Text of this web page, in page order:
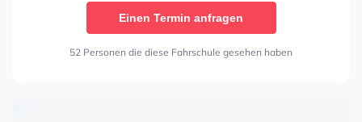
Einen Termin anfragen
52 Personen die diese Fahrschule gesehen haben